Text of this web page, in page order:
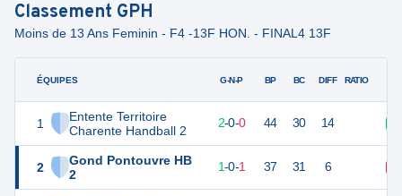
Classement GPH
Moins de 13 Ans Feminin - F4 -13F HON. - FINAL4 13F
ÉQUIPES
1
Entente Territoire
Charente Handball 2
2
Gond Pontouvre HB
2
G-N-P BP BC DIFF RATIO
6 2-0-0 44 30 14
4 2 1-0-1 37 31 6